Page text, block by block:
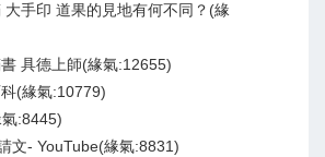
手印 道果的見地有何不同？(緣
具德上師(緣氣:12655)
(緣氣:10779)
:8445)
文- YouTube(緣氣:8831)